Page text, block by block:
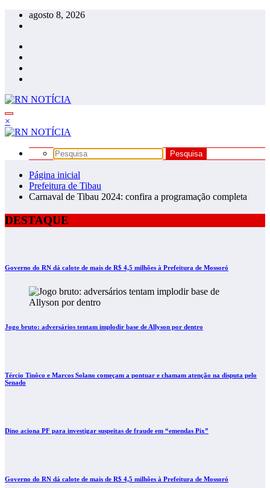
Pular
para
conteúdo
agosto 8, 2026
×
Página inicial
Prefeitura de Tibau
Carnaval de Tibau 2024: confira a programação completa
DESTAQUE
Governo do RN dá calote de mais de R$ 4,5 milhões à Prefeitura de Mossoró
Jogo bruto: adversários tentam implodir base de Allyson por dentro
Tércio Tinôco e Marcos Solano começam a pontuar e chamam atenção na disputa pelo
Senado
Dino aciona PF para investigar suspeitas de fraude em “emendas Pix”
Governo do RN dá calote de mais de R$ 4,5 milhões à Prefeitura de Mossoró